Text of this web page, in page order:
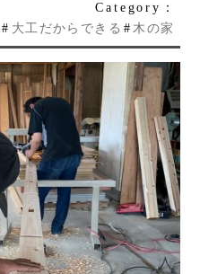
Category：
# 大工だからできる # 木の家